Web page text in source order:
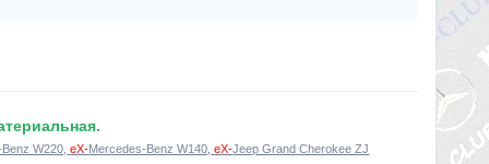
W220, eX-Mercedes-Benz W140, eX-Jeep Grand Cherokee ZJ